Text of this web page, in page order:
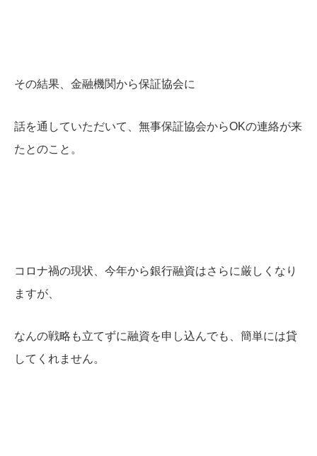
その結果、金融機関から保証協会に
話を通していただいて、無事保証協会からOKの連絡が来
たとのこと。
コロナ禍の現状、今年から銀行融資はさらに厳しくなり
ますが、
なんの戦略も立てずに融資を申し込んでも、簡単には貸
してくれません。